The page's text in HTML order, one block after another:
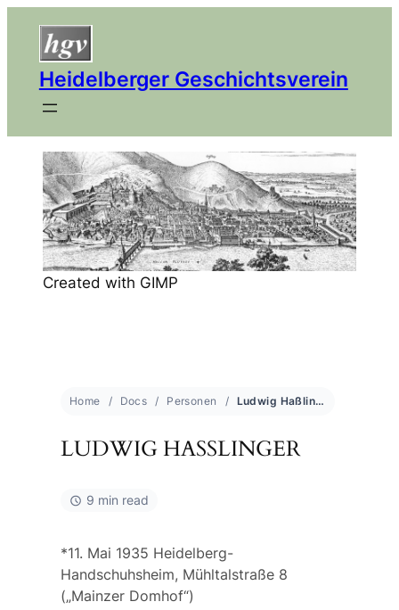
Heidelberger Geschichtsverein
Created with GIMP
Home Docs Personen Ludwig Haßlinger
LUDWIG HASSLINGER
9 min read
*11. Mai 1935 Heidelberg-
Handschuhsheim, Mühltalstraße 8
(„Mainzer Domhof“)